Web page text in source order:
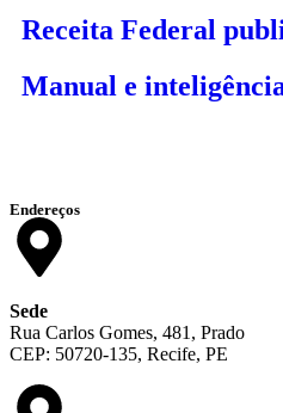
Receita Federal
Manual e
Endereços
Sede
Rua Carlos Gomes, 481, Prado
CEP: 50720-135, Recife, PE